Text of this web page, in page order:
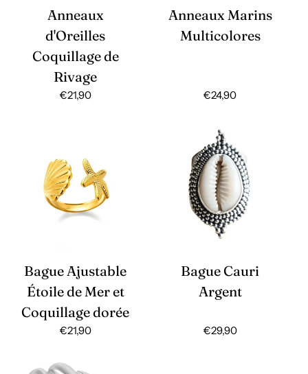
Anneaux
d'Oreilles
Coquillage de
Rivage
Prix
€21,90
Anneaux Marins
Multicolores
Prix
€24,90
Bague Ajustable
Étoile de Mer et
Coquillage dorée
Prix
€21,90
Bague Cauri
Argent
Prix
€29,90